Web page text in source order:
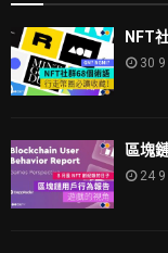
NFT
30 9
區塊
24 9